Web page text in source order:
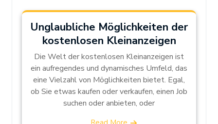
Unglaubliche Möglichkeiten der
kostenlosen Kleinanzeigen
Die Welt der kostenlosen Kleinanzeigen ist
ein aufregendes und dynamisches Umfeld, das
eine Vielzahl von Möglichkeiten bietet. Egal,
ob Sie etwas kaufen oder verkaufen, einen Job
suchen oder anbieten, oder